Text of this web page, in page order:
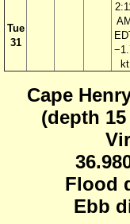
Tue
31
AM
kt
Cape
(depth
Flood
Ebb